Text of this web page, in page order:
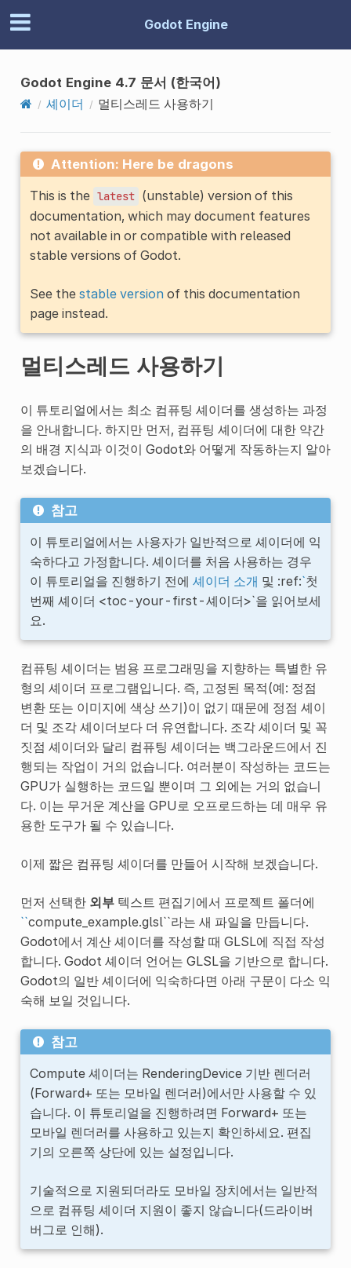
Godot Engine
Godot Engine 4.7 문서 (한국어)
셰이더
멀티스레드 사용하기
Attention: Here be dragons
This is the latest (unstable) version of this
documentation, which may document features
not available in or compatible with released
stable versions of Godot.
See the stable versionof this documentation
page instead.
멀티스레드 사용하기
이 튜토리얼에서는 최소 컴퓨팅 셰이더를 생성하는 과정
을 안내합니다. 하지만 먼저, 컴퓨팅 셰이더에 대한 약간
의 배경 지식과 이것이 Godot와 어떻게 작동하는지 알아
보겠습니다.
참고
이 튜토리얼에서는 사용자가 일반적으로 셰이더에 익
숙하다고 가정합니다. 셰이더를 처음 사용하는 경우
이 튜토리얼을 진행하기 전에 셰이더 소개 및 :ref:`첫
번째 셰이더 <toc-your-first-셰이더>`을 읽어보세
요.
컴퓨팅 셰이더는 범용 프로그래밍을 지향하는 특별한 유
형의 셰이더 프로그램입니다. 즉, 고정된 목적(예: 정점
변환 또는 이미지에 색상 쓰기)이 없기 때문에 정점 셰이
더 및 조각 셰이더보다 더 유연합니다. 조각 셰이더 및 꼭
짓점 셰이더와 달리 컴퓨팅 셰이더는 백그라운드에서 진
행되는 작업이 거의 없습니다. 여러분이 작성하는 코드는
GPU가 실행하는 코드일 뿐이며 그 외에는 거의 없습니
다. 이는 무거운 계산을 GPU로 오프로드하는 데 매우 유
용한 도구가 될 수 있습니다.
이제 짧은 컴퓨팅 셰이더를 만들어 시작해 보겠습니다.
먼저 선택한 외부텍스트 편집기에서 프로젝트 폴더에
``compute_example.glsl``라는 새 파일을 만듭니다.
Godot에서 계산 셰이더를 작성할 때 GLSL에 직접 작성
합니다. Godot 셰이더 언어는 GLSL을 기반으로 합니다.
Godot의 일반 셰이더에 익숙하다면 아래 구문이 다소 익
숙해 보일 것입니다.
참고
Compute 셰이더는 RenderingDevice 기반 렌더러
(Forward+ 또는 모바일 렌더러)에서만 사용할 수 있
습니다. 이 튜토리얼을 진행하려면 Forward+ 또는
모바일 렌더러를 사용하고 있는지 확인하세요. 편집
기의 오른쪽 상단에 있는 설정입니다.
기술적으로 지원되더라도 모바일 장치에서는 일반적
으로 컴퓨팅 셰이더 지원이 좋지 않습니다(드라이버
버그로 인해).